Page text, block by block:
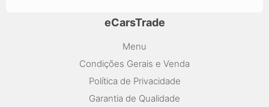
eCarsTrade
Menu
Condições Gerais e Venda
Política de Privacidade
Garantia de Qualidade